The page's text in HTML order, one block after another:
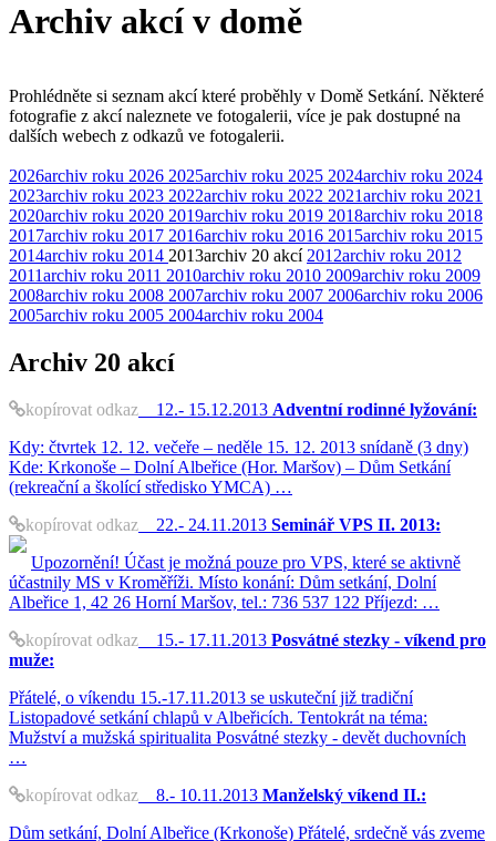
Archiv akcí v domě
Prohlédněte si seznam akcí které proběhly v Domě Setkání. Některé
fotografie z akcí naleznete ve fotogalerii, více je pak dostupné na
dalších webech z odkazů ve fotogalerii.
2026archiv roku 2026 2025archiv roku 2025 2024archiv roku 2024
2023archiv roku 2023 2022archiv roku 2022 2021archiv roku 2021
2020archiv roku 2020 2019archiv roku 2019 2018archiv roku 2018
2017archiv roku 2017 2016archiv roku 2016 2015archiv roku 2015
2014archiv roku 2014 2013archiv 20 akcí 2012archiv roku 2012
2011archiv roku 2011 2010archiv roku 2010 2009archiv roku 2009
2008archiv roku 2008 2007archiv roku 2007 2006archiv roku 2006
2005archiv roku 2005 2004archiv roku 2004
Archiv 20 akcí
kopírovat odkaz 12.- 15.12.2013 Adventní rodinné lyžování:
Kdy: čtvrtek 12. 12. večeře – neděle 15. 12. 2013 snídaně (3 dny)
Kde: Krkonoše – Dolní Albeřice (Hor. Maršov) – Dům Setkání
(rekreační a školící středisko YMCA) …
kopírovat odkaz 22.- 24.11.2013 Seminář VPS II. 2013:
Upozornění! Účast je možná pouze pro VPS, které se aktivně
účastnily MS v Kroměříži. Místo konání: Dům setkání, Dolní
Albeřice 1, 42 26 Horní Maršov, tel.: 736 537 122 Příjezd: …
kopírovat odkaz 15.- 17.11.2013 Posvátné stezky - víkend pro
muže:
Přátelé, o víkendu 15.-17.11.2013 se uskuteční již tradiční
Listopadové setkání chlapů v Albeřicích. Tentokrát na téma:
Mužství a mužská spiritualita Posvátné stezky - devět duchovních
…
kopírovat odkaz 8.- 10.11.2013 Manželský víkend II.:
Dům setkání, Dolní Albeřice (Krkonoše) Přátelé, srdečně vás zveme